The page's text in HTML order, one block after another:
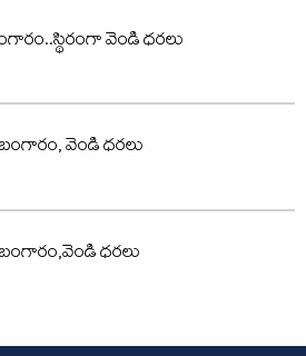
వెండి ధరలు
వెండి ధరలు
ధరలు